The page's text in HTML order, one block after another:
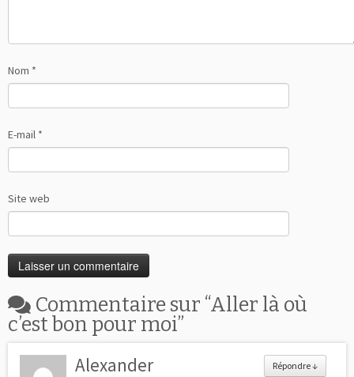
Nom *
E-mail *
Site web
Commentaire sur “Aller là où
c’est bon pour moi”
Répondre↓
Alexander